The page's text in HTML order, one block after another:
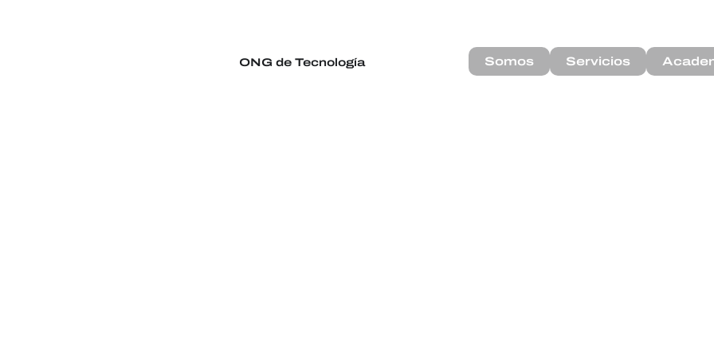
ONG de Tecnología Somos Servicios